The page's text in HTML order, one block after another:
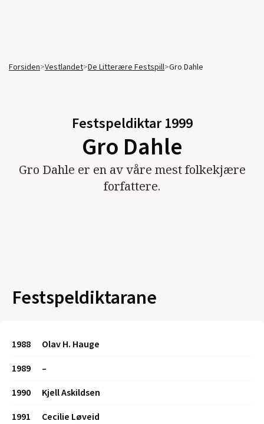
Forsiden>Vestlandet>De Litterære Festspill>Gro Dahle
Festspeldiktar 1999
Gro Dahle
Gro Dahle er en av våre mest folkekjære
forfattere.
Festspeldiktarane
1988
Olav H. Hauge
1989
–
1990
Kjell Askildsen
1991
Cecilie Løveid